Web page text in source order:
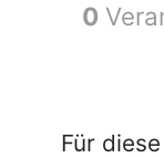
0
Für